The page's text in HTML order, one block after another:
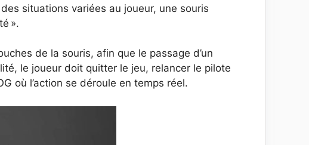
situations variées au joueur, une souris
».
de la souris, afin que le passage d’un
le joueur doit quitter le jeu, relancer le pilote
où l’action se déroule en temps réel.